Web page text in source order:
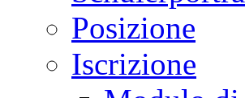
Posizione
Iscrizione